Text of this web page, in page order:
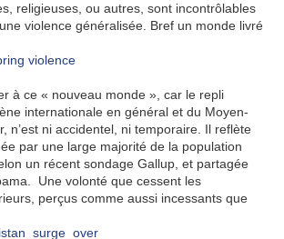
religieuses, ou autres, sont incontrôlables
violence généralisée. Bref un monde livré
à ce « nouveau monde », car le repli
internationale en général et du Moyen-
n’est ni accidentel, ni temporaire. Il reflète
par une large majorité de la population
un récent sondage Gallup, et partagée
Une volonté que cessent les
perçus comme aussi incessants que